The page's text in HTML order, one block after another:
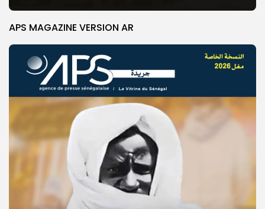
APS MAGAZINE VERSION AR